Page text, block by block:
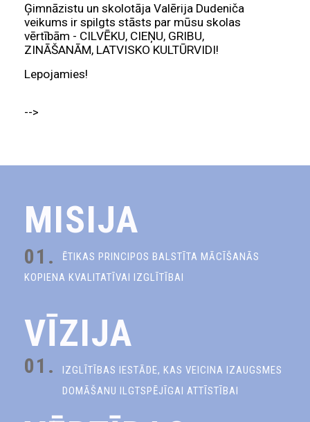
Ģimnāzistu un skolotāja Valērija Dudeniča
veikums ir spilgts stāsts par mūsu skolas
vērtībām - CILVĒKU, CIEŅU, GRIBU,
ZINĀŠANĀM, LATVISKO KULTŪRVIDI!
Lepojamies!
-->
MISIJA
01.
ĒTIKAS PRINCIPOS BALSTĪTA MĀCĪŠANĀS
KOPIENA KVALITATĪVAI IZGLĪTĪBAI
VĪZIJA
01.
IZGLĪTĪBAS IESTĀDE, KAS VEICINA IZAUGSMES
DOMĀŠANU ILGTSPĒJĪGAI ATTĪSTĪBAI